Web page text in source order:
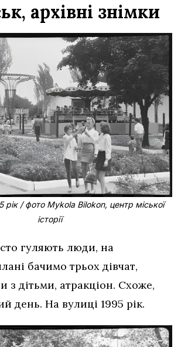
архівні знімки
рік / фото Mykola Bilokon, центр міської
історії
гуляють люди, на
бачимо трьох дівчат,
з дітьми, атракціон. Схоже,
день. На вулиці 1995 рік.